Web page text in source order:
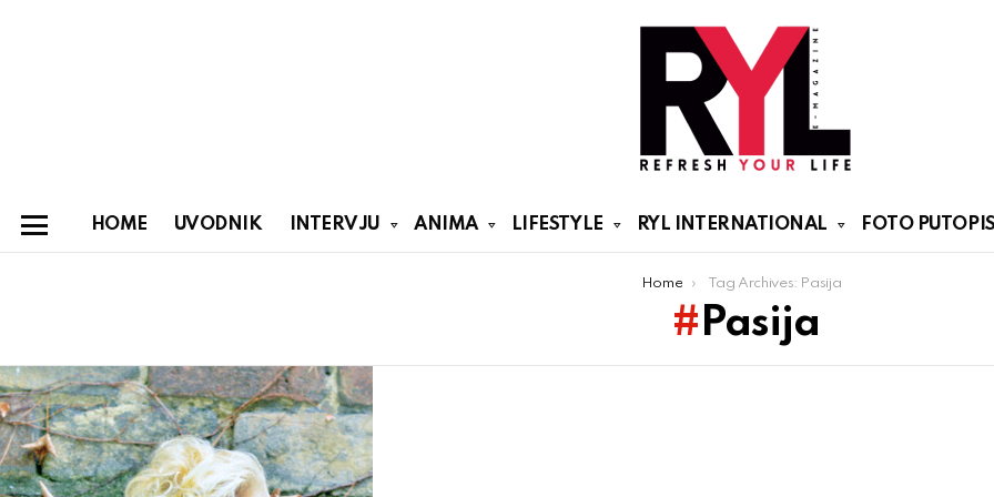
HOME UVODNIK INTERVJU ANIMA LIFESTYLE RYL INTERNATIONAL FOTO PUTOPISI
Home Tag Archives: Pasija
Pasija
Latest
stories